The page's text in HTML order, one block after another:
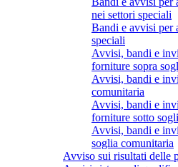
nei settori speciali
Bandi e avvisi per
speciali
Avvisi, bandi e
forniture sopra
Avvisi, bandi e
comunitaria
Avvisi, bandi e
forniture sotto
Avvisi, bandi e
soglia comunitaria
Avviso sui risultati delle